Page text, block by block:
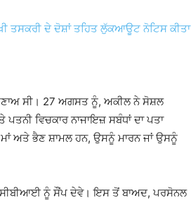
ਤਸਕਰੀ ਦੇ ਦੋਸ਼ਾਂ ਤਹਿਤ ਲੁੱਕਆਊਟ ਨੋਟਿਸ ਕੀਤਾ
ਸੀ। 27 ਅਗਸਤ ਨੂੰ, ਅਕੀਲ ਨੇ ਸੋਸ਼ਲ
ਵਿਚਕਾਰ ਨਾਜਾਇਜ਼ ਸਬੰਧਾਂ ਦਾ ਪਤਾ
ਅਤੇ ਭੈਣ ਸ਼ਾਮਲ ਹਨ, ਉਸਨੂੰ ਮਾਰਨ ਜਾਂ ਉਸਨੂੰ
ਸੀਬੀਆਈ ਨੂੰ ਸੌਂਪ ਦੇਵੇ। ਇਸ ਤੋਂ ਬਾਅਦ, ਪਰਸੋਨਲ